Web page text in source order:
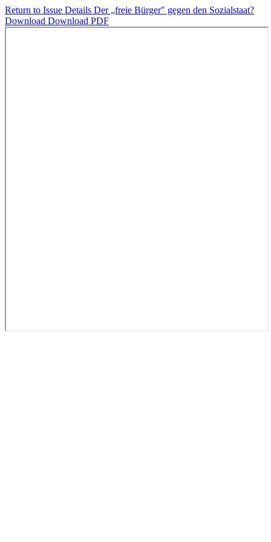
Return to Issue Details Der „freie Bürger" gegen den Sozialstaat?
Download Download PDF